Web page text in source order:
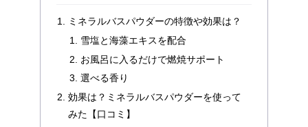
ミネラルバスパウダーの特徴や効果は？
雪塩と海藻エキスを配合
お風呂に入るだけで燃焼サポート
選べる香り
効果は？ミネラルバスパウダーを使って
みた【口コミ】